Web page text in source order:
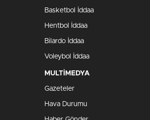
Basketbol İddaa
Hentbol İddaa
Bilardo İddaa
Voleybol İddaa
MULTİMEDYA
Gazeteler
Hava Durumu